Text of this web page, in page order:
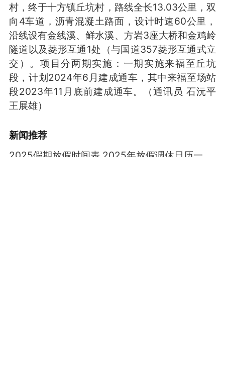
村，终于十方镇丘坑村，路线全长13.03公里，双
向4车道，沥青混凝土路面，设计时速60公里，
沿线设有金线溪、鲜水溪、方岩3座大桥和金鸡岭
隧道以及菱形互通1处（与国道357菱形互通式立
交）。项目分两期实施：一期实施来福至丘坑
段，计划2024年6月建成通车，其中来福至场站
段2023年11月底前建成通车。（通讯员 石沅平
王展雄）
新闻推荐